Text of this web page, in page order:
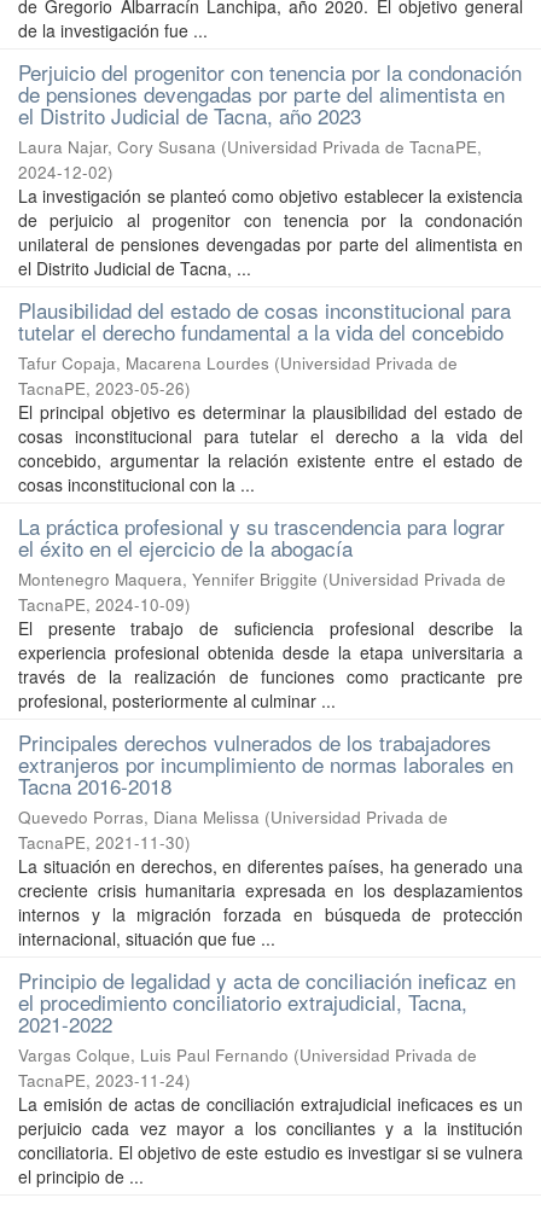
de Gregorio Albarracín Lanchipa, año 2020. El objetivo general
de la investigación fue ...
Perjuicio del progenitor con tenencia por la condonación
de pensiones devengadas por parte del alimentista en
el Distrito Judicial de Tacna, año 2023
Laura Najar, Cory Susana (Universidad Privada de TacnaPE,
2024-12-02)
La investigación se planteó como objetivo establecer la existencia
de perjuicio al progenitor con tenencia por la condonación
unilateral de pensiones devengadas por parte del alimentista en
el Distrito Judicial de Tacna, ...
Plausibilidad del estado de cosas inconstitucional para
tutelar el derecho fundamental a la vida del concebido
Tafur Copaja, Macarena Lourdes (Universidad Privada de
TacnaPE, 2023-05-26)
El principal objetivo es determinar la plausibilidad del estado de
cosas inconstitucional para tutelar el derecho a la vida del
concebido, argumentar la relación existente entre el estado de
cosas inconstitucional con la ...
La práctica profesional y su trascendencia para lograr
el éxito en el ejercicio de la abogacía
Montenegro Maquera, Yennifer Briggite (Universidad Privada de
TacnaPE, 2024-10-09)
El presente trabajo de suficiencia profesional describe la
experiencia profesional obtenida desde la etapa universitaria a
través de la realización de funciones como practicante pre
profesional, posteriormente al culminar ...
Principales derechos vulnerados de los trabajadores
extranjeros por incumplimiento de normas laborales en
Tacna 2016-2018
Quevedo Porras, Diana Melissa (Universidad Privada de
TacnaPE, 2021-11-30)
La situación en derechos, en diferentes países, ha generado una
creciente crisis humanitaria expresada en los desplazamientos
internos y la migración forzada en búsqueda de protección
internacional, situación que fue ...
Principio de legalidad y acta de conciliación ineficaz en
el procedimiento conciliatorio extrajudicial, Tacna,
2021-2022
Vargas Colque, Luis Paul Fernando (Universidad Privada de
TacnaPE, 2023-11-24)
La emisión de actas de conciliación extrajudicial ineficaces es un
perjuicio cada vez mayor a los conciliantes y a la institución
conciliatoria. El objetivo de este estudio es investigar si se vulnera
el principio de ...